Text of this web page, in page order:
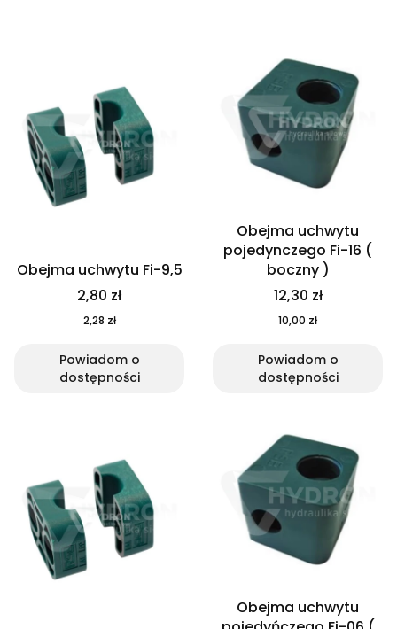
Obejma uchwytu Fi-9,5
2,80 zł
2,28 zł
Powiadom o
dostępności
Obejma uchwytu
pojedynczego Fi-16 (
boczny )
12,30 zł
10,00 zł
Powiadom o
dostępności
Obejma uchwytu